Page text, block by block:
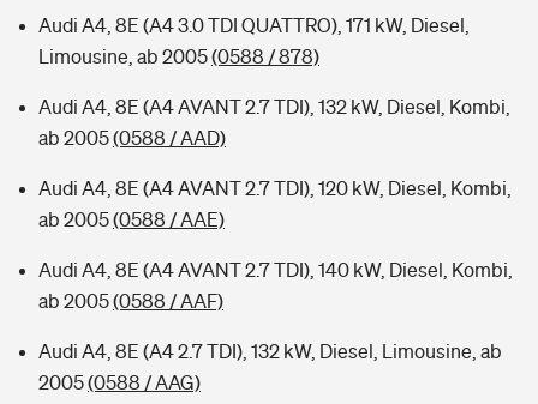
Audi A4, 8E (A4 3.0 TDI QUATTRO), 171 kW, Diesel,
Limousine, ab 2005(0588 / 878)
Audi A4, 8E (A4 AVANT 2.7 TDI), 132 kW, Diesel, Kombi,
ab 2005(0588 / AAD)
Audi A4, 8E (A4 AVANT 2.7 TDI), 120 kW, Diesel, Kombi,
ab 2005(0588 / AAE)
Audi A4, 8E (A4 AVANT 2.7 TDI), 140 kW, Diesel, Kombi,
ab 2005(0588 / AAF)
Audi A4, 8E (A4 2.7 TDI), 132 kW, Diesel, Limousine, ab
2005(0588 / AAG)